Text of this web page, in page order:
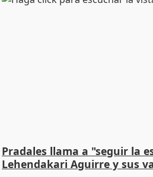
Pradales llama a "seguir la
Lehendakari Aguirre y sus